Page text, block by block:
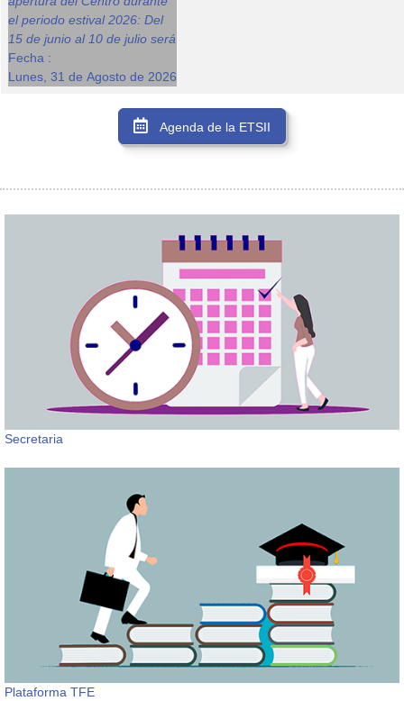
el periodo estival 2026: Del
15 de junio al 10 de julio será
Fecha :
Lunes, 31 de Agosto de 2026
Agenda de la ETSII
Secretaria
Plataforma TFE